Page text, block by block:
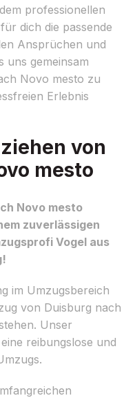
professionellen
dich die passende
Ansprüchen und
uns gemeinsam
Novo mesto zu
Erlebnis
von
mesto
Novo mesto
zuverlässigen
Vogel aus
im Umzugsbereich
von Duisburg nach
Unser
reibungslose und